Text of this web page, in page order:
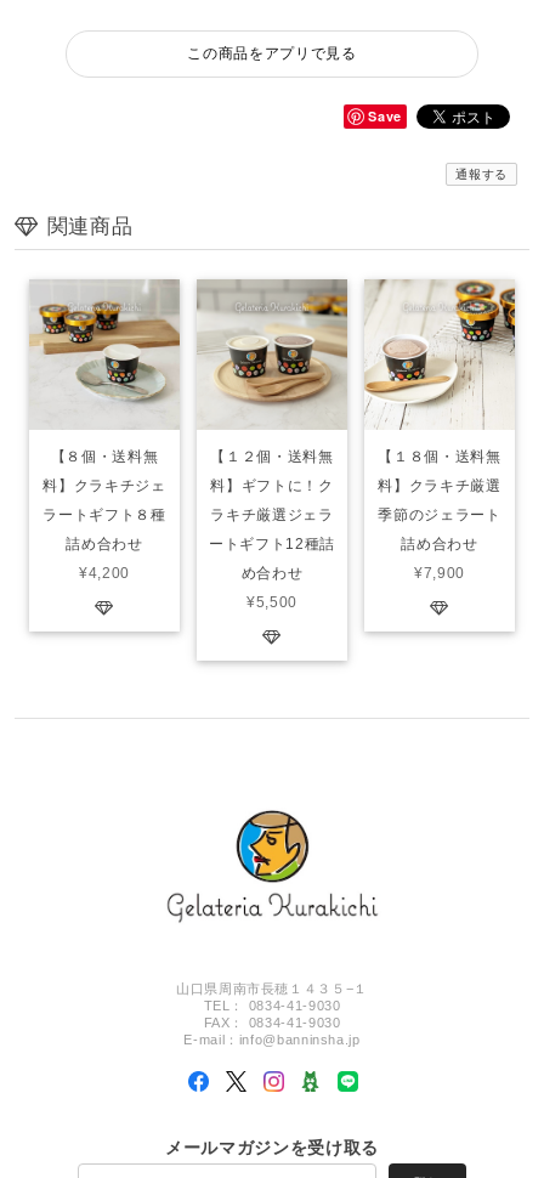
この商品をアプリで見る
Save
通報する
関連商品
【８個・送料無
料】クラキチジェ
ラートギフト８種
詰め合わせ
¥4,200
【１２個・送料無
料】ギフトに！ク
ラキチ厳選ジェラ
ートギフト12種詰
め合わせ
¥5,500
【１８個・送料無
料】クラキチ厳選
季節のジェラート
詰め合わせ
¥7,900
山口県周南市長穂１４３５−１
TEL： 0834-41-9030
FAX： 0834-41-9030
E-mail： info@banninsha.jp
メールマガジンを受け取る